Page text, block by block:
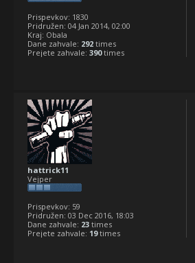
Prispevkov: 1830
Pridružen: 04 Jan 2014, 02:00
Kraj: Obala
Dane zahvale: 292 times
Prejete zahvale: 390times
hattrick11
Vejper
Prispevkov: 59
Pridružen: 03 Dec 2016, 18:03
Dane zahvale: 23 times
Prejete zahvale: 19times